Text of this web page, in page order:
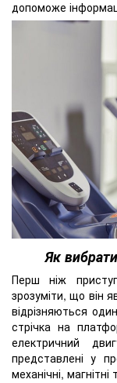
допоможе
Як
Перш ніж
зрозуміти, що він
відрізняються
стрічка на
електричний
представлені у
механічні, магнітні